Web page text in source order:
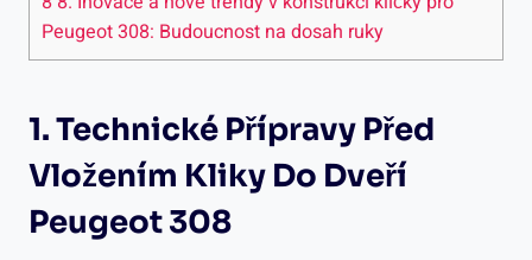
Peugeot 308:⁣ Budoucnost na dosah ruky
1. Technické Přípravy Před
Vložením ⁤kliky Do Dveří⁣
Peugeot⁣ 308